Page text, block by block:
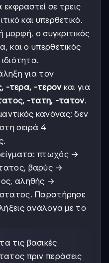
εκφραστεί σε τρεις
και υπερθετικό.
μορφή, ο συγκριτικός
και ο υπερθετικός
για τον
-τερα, -τερονκαι για
-τατη, -τατον.
κανόνας: δεν
σειρά 4
πτωχός →
βαρύς →
αληθής →
Παρατήρησε
ανάλογα με το
τις βασικές
πριν περάσεις